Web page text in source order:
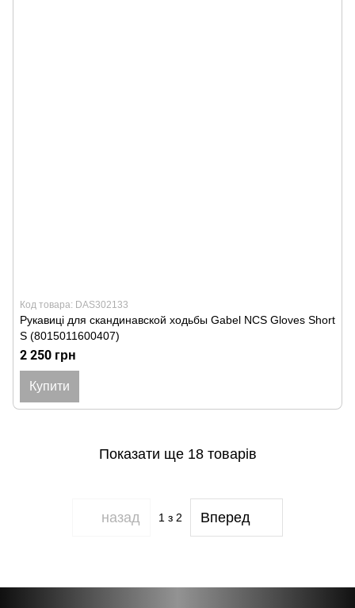
Код товара: DAS302133
Рукавиці для скандинавской ходьбы Gabel NCS Gloves Short
S (8015011600407)
2 250 грн
Купити
Показати ще 18 товарів
назад 1 з 2 Вперед